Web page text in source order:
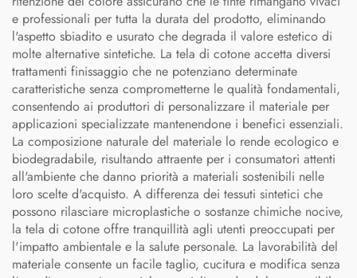
e professionali per tutta la durata del prodotto, eliminando
l'aspetto sbiadito e usurato che degrada il valore estetico di
molte alternative sintetiche. La tela di cotone accetta diversi
trattamenti finissaggio che ne potenziano determinate
caratteristiche senza comprometterne le qualità fondamentali,
consentendo ai produttori di personalizzare il materiale per
applicazioni specializzate mantenendone i benefici essenziali.
La composizione naturale del materiale lo rende ecologico e
biodegradabile, risultando attraente per i consumatori attenti
all'ambiente che danno priorità a materiali sostenibili nelle
loro scelte d'acquisto. A differenza dei tessuti sintetici che
possono rilasciare microplastiche o sostanze chimiche nocive,
la tela di cotone offre tranquillità agli utenti preoccupati per
l'impatto ambientale e la salute personale. La lavorabilità del
materiale consente un facile taglio, cucitura e modifica senza